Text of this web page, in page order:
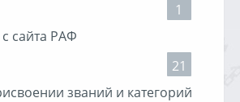
1
сайта РАФ
21
званий и категорий